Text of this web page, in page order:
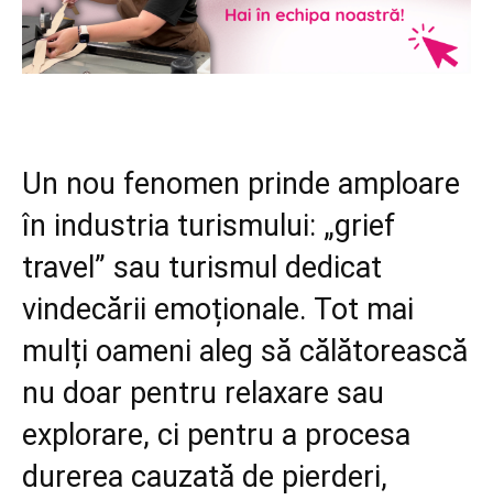
Un nou fenomen prinde amploare
în industria turismului: „grief
travel” sau turismul dedicat
vindecării emoționale. Tot mai
mulți oameni aleg să călătorească
nu doar pentru relaxare sau
explorare, ci pentru a procesa
durerea cauzată de pierderi,